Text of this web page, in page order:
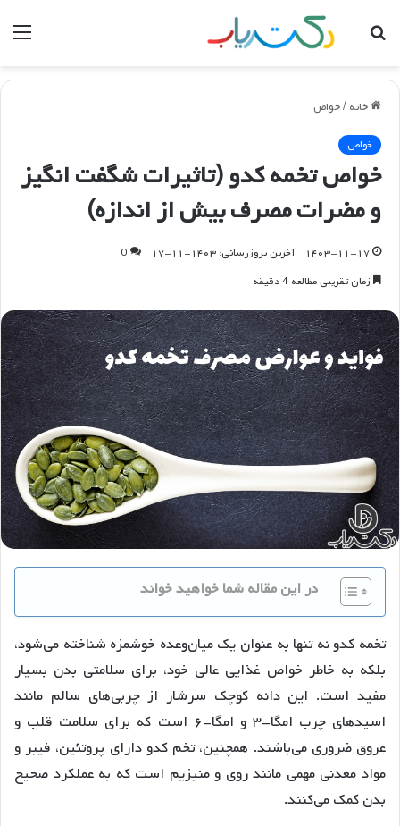
جستجو
خانه /خواص
خواص
خواص تخمه کدو (تاثیرات شگفت انگیز
و مضرات مصرف بیش از اندازه)
۱۴۰۳-۱۱-۱۷ آخرین بروزرسانی: ۱۴۰۳-۱۱-۱۷
0
زمان تقریبی مطالعه 4 دقیقه
در این مقاله شما خواهید خواند
تخمه کدو نه تنها به عنوان یک میان‌وعده خوشمزه شناخته می‌شود،
بلکه به خاطر خواص غذایی عالی خود، برای سلامتی بدن بسیار
مفید است. این دانه کوچک سرشار از چربی‌های سالم مانند
اسیدهای چرب امگا-۳ و امگا-۶ است که برای سلامت قلب و
عروق ضروری می‌باشند. همچنین، تخم کدو دارای پروتئین، فیبر و
مواد معدنی مهمی مانند روی و منیزیم است که به عملکرد صحیح
بدن کمک می‌کنند.